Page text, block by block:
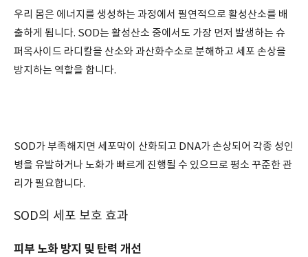
우리 몸은 에너지를 생성하는 과정에서 필연적으로 활성산소를 배
출하게 됩니다. SOD는 활성산소 중에서도 가장 먼저 발생하는 슈
퍼옥사이드 라디칼을 산소와 과산화수소로 분해하고 세포 손상을
방지하는 역할을 합니다.
SOD가 부족해지면 세포막이 산화되고 DNA가 손상되어 각종 성인
병을 유발하거나 노화가 빠르게 진행될 수 있으므로 평소 꾸준한 관
리가 필요합니다.
SOD의 세포 보호 효과
피부 노화 방지 및 탄력 개선